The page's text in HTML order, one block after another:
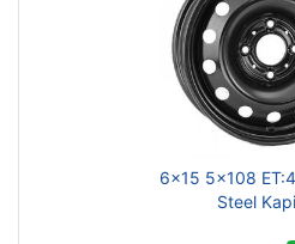
6x15 5x108
Steel